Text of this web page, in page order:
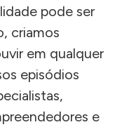
pode ser
criamos
em qualquer
episódios
e